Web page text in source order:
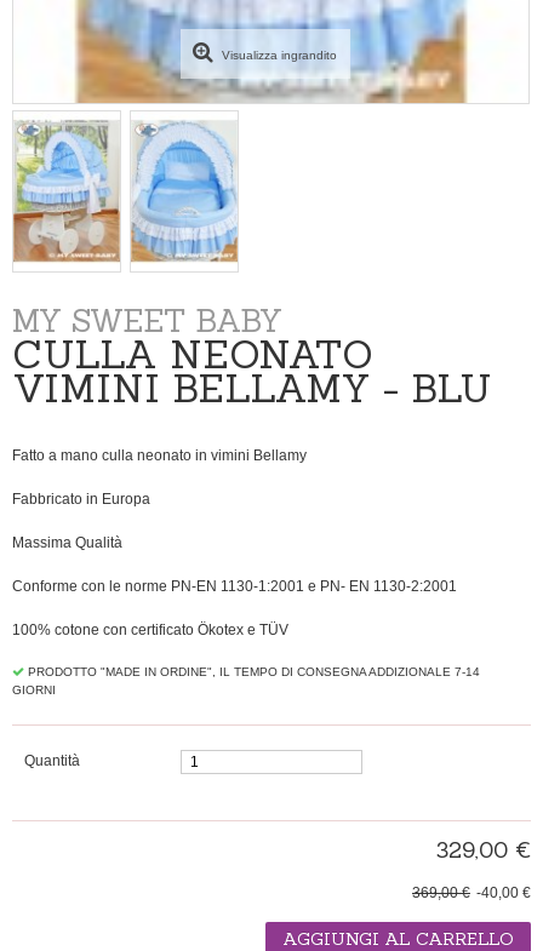
Visualizza ingrandito
MY SWEET BABY
CULLA NEONATO
VIMINI BELLAMY - BLU
Fatto a mano culla neonato in vimini Bellamy
Fabbricato in Europa
Massima Qualità
Conforme con le norme PN-EN 1130-1:2001 e PN- EN 1130-2:2001
100% cotone con certificato Ökotex e TÜV
PRODOTTO "MADE IN ORDINE", IL TEMPO DI CONSEGNA ADDIZIONALE 7-14
GIORNI
Quantità
329,00 €
-40,00 €
369,00 €
AGGIUNGI AL CARRELLO